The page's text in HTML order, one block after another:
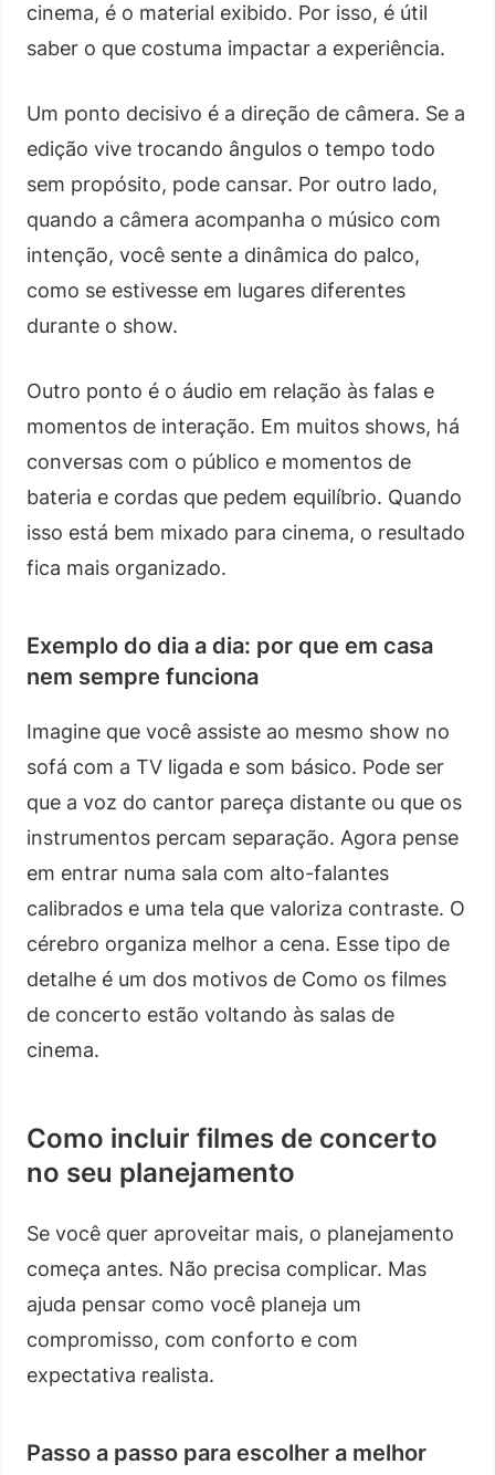
cinema, é o material exibido. Por isso, é útil
saber o que costuma impactar a experiência.
Um ponto decisivo é a direção de câmera. Se a
edição vive trocando ângulos o tempo todo
sem propósito, pode cansar. Por outro lado,
quando a câmera acompanha o músico com
intenção, você sente a dinâmica do palco,
como se estivesse em lugares diferentes
durante o show.
Outro ponto é o áudio em relação às falas e
momentos de interação. Em muitos shows, há
conversas com o público e momentos de
bateria e cordas que pedem equilíbrio. Quando
isso está bem mixado para cinema, o resultado
fica mais organizado.
Exemplo do dia a dia: por que em casa
nem sempre funciona
Imagine que você assiste ao mesmo show no
sofá com a TV ligada e som básico. Pode ser
que a voz do cantor pareça distante ou que os
instrumentos percam separação. Agora pense
em entrar numa sala com alto-falantes
calibrados e uma tela que valoriza contraste. O
cérebro organiza melhor a cena. Esse tipo de
detalhe é um dos motivos de Como os filmes
de concerto estão voltando às salas de
cinema.
Como incluir filmes de concerto
no seu planejamento
Se você quer aproveitar mais, o planejamento
começa antes. Não precisa complicar. Mas
ajuda pensar como você planeja um
compromisso, com conforto e com
expectativa realista.
Passo a passo para escolher a melhor